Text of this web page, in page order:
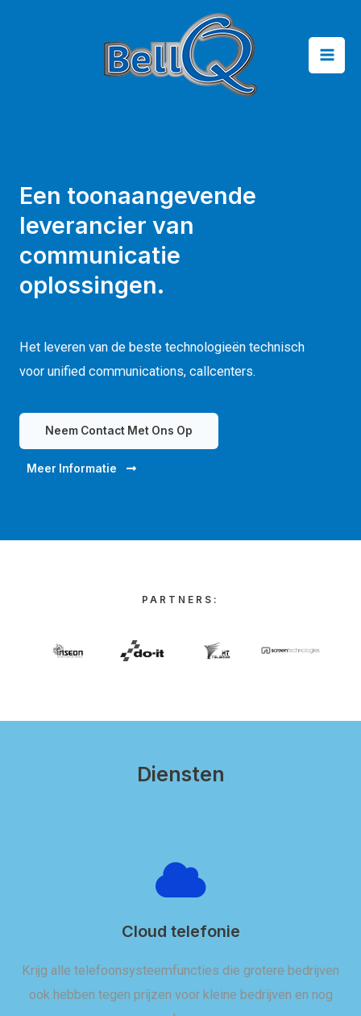
Een toonaangevende
leverancier van
communicatie
oplossingen.
Het leveren van de beste technologieën technisch
voor unified communications, callcenters.
Neem Contact Met Ons Op
Meer Informatie
PARTNERS:
Diensten
Cloud telefonie
Krijg alle telefoonsysteemfuncties die grotere bedrijven
ook hebben tegen prijzen voor kleine bedrijven en nog